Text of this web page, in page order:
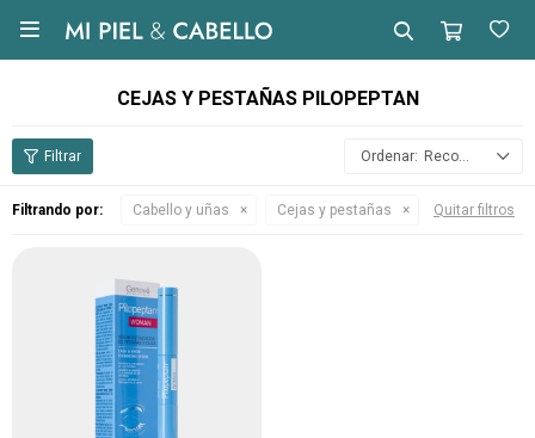

CEJAS Y PESTAÑAS PILOPEPTAN
Recomendados
Filtrando por: Cabello y uñas Cejas y pestañas Quitar filtros